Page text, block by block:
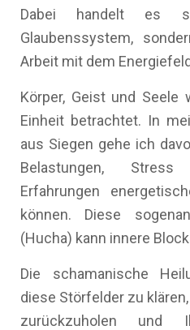
Dabei handelt es
Glaubenssystem,
Arbeit mit dem
Körper, Geist und Seele
Einheit betrachtet. In
aus Siegen gehe ich
Belastungen,
Erfahrungen
können. Diese
(Hucha) kann innere
Die schamanische
diese Störfelder zu
zurückzuholen und